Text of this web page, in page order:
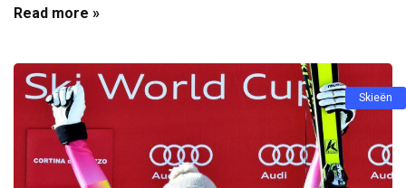
Read more »
Skieën